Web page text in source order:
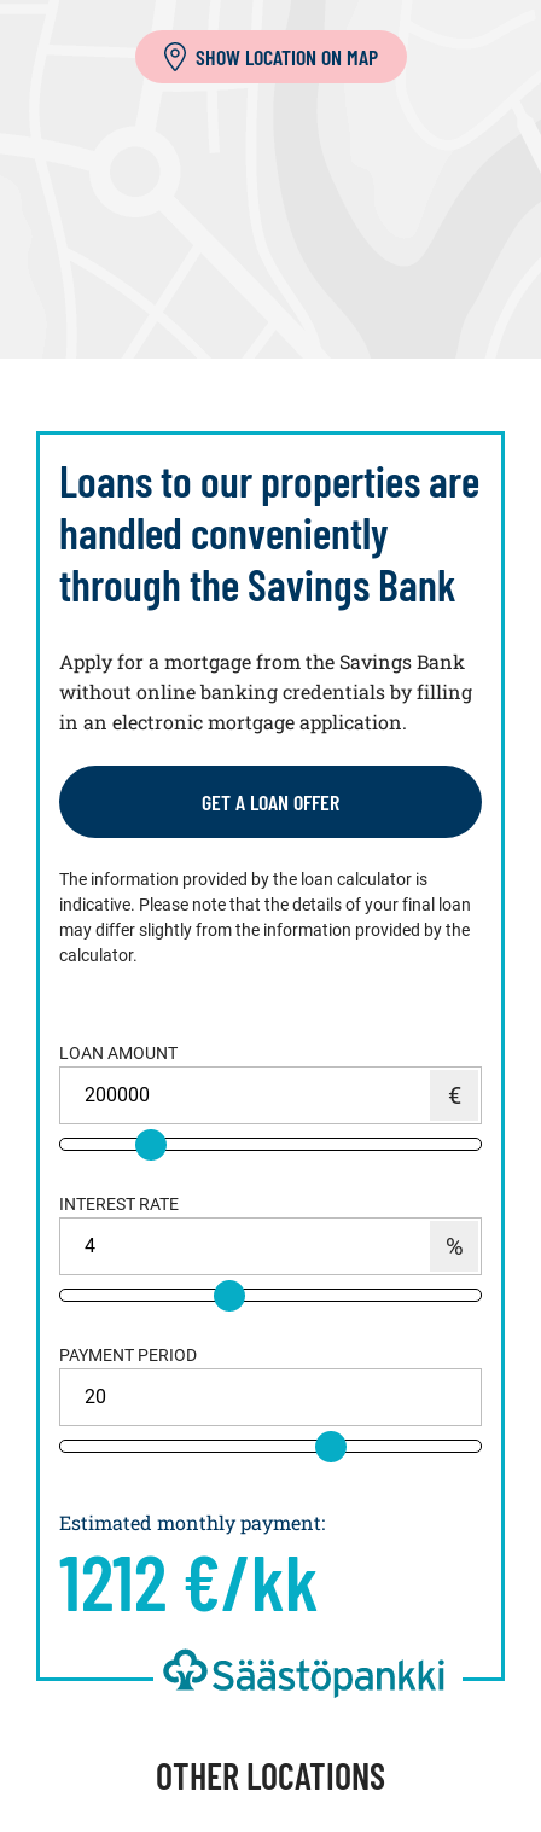
SHOW LOCATION ON MAP
Loans to our properties are
handled conveniently
through the Savings Bank
Apply for a mortgage from the Savings Bank
without online banking credentials by filling
in an electronic mortgage application.
GET A LOAN OFFER
The information provided by the loan calculator is
indicative. Please note that the details of your final loan
may differ slightly from the information provided by the
calculator.
LOAN AMOUNT
INTEREST RATE
PAYMENT PERIOD
Estimated monthly payment:
1212 €/kk
OTHER LOCATIONS